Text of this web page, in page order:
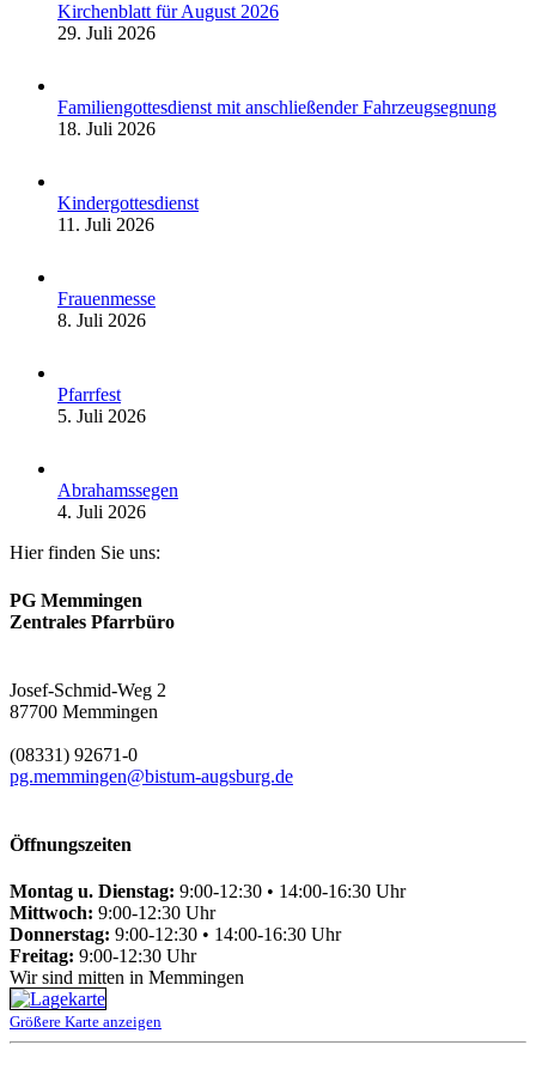
Kirchenblatt für August 2026
29. Juli 2026
Familiengottesdienst mit anschließender Fahrzeugsegnung
18. Juli 2026
Kindergottesdienst
11. Juli 2026
Frauenmesse
8. Juli 2026
Pfarrfest
5. Juli 2026
Abrahamssegen
4. Juli 2026
Hier finden Sie uns:
PG Memmingen
Zentrales Pfarrbüro
Josef-Schmid-Weg 2
87700 Memmingen
(08331) 92671-0
pg.memmingen@bistum-augsburg.de
Öffnungszeiten
Montag u. Dienstag: 9:00-12:30 • 14:00-16:30 Uhr
Mittwoch: 9:00-12:30 Uhr
Donnerstag: 9:00-12:30 • 14:00-16:30 Uhr
Freitag: 9:00-12:30 Uhr
Wir sind mitten in Memmingen
Größere Karte anzeigen